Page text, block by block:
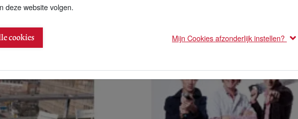
op bedrijfsdak
deze website volgen.
cookies Mijn Cookies afzonderlijk instellen?